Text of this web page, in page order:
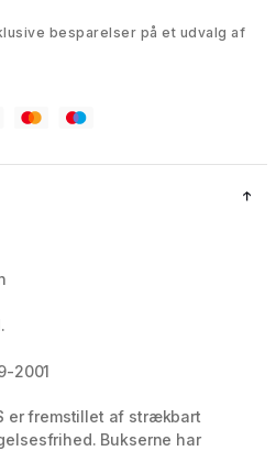
besparelser på et udvalg af
2001
er fremstillet af strækbart
Bukserne har